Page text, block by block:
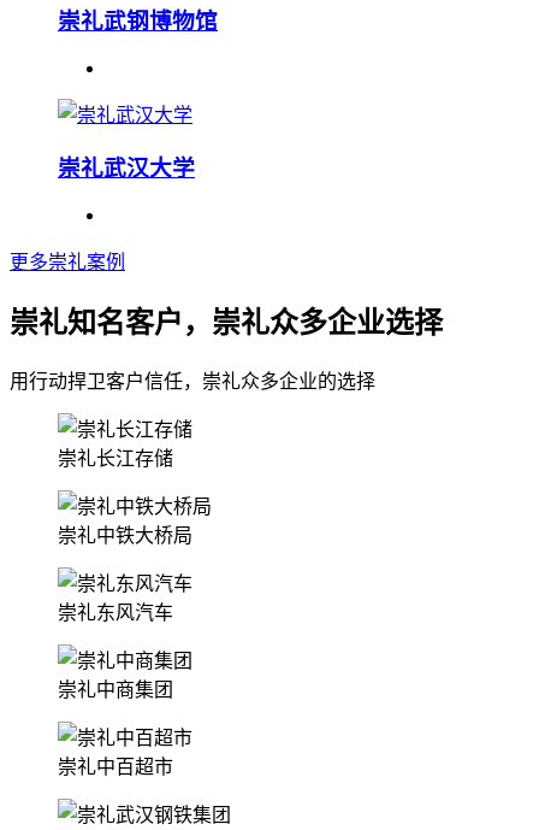
崇礼武钢博物馆
崇礼武汉大学
更多崇礼案例
崇礼知名客户，崇礼众多企业选择
用行动捍卫客户信任，崇礼众多企业的选择
崇礼长江存储
崇礼中铁大桥局
崇礼东风汽车
崇礼中商集团
崇礼中百超市